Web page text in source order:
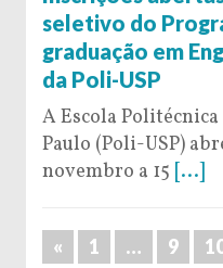
seletivo do
graduação em
da Poli-USP
A Escola
Paulo (Poli-USP)
novembro a 15 [...]
« 1 … 9